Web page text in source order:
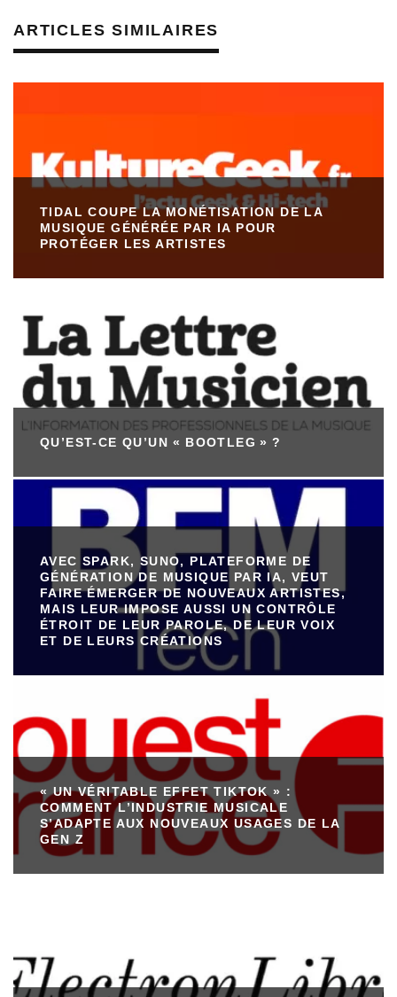
ARTICLES SIMILAIRES
TIDAL COUPE LA MONÉTISATION DE LA
MUSIQUE GÉNÉRÉE PAR IA POUR
PROTÉGER LES ARTISTES
QU’EST-CE QU’UN « BOOTLEG » ?
AVEC SPARK, SUNO, PLATEFORME DE
GÉNÉRATION DE MUSIQUE PAR IA, VEUT
FAIRE ÉMERGER DE NOUVEAUX ARTISTES,
MAIS LEUR IMPOSE AUSSI UN CONTRÔLE
ÉTROIT DE LEUR PAROLE, DE LEUR VOIX
ET DE LEURS CRÉATIONS
« UN VÉRITABLE EFFET TIKTOK » :
COMMENT L’INDUSTRIE MUSICALE
S’ADAPTE AUX NOUVEAUX USAGES DE LA
GEN Z